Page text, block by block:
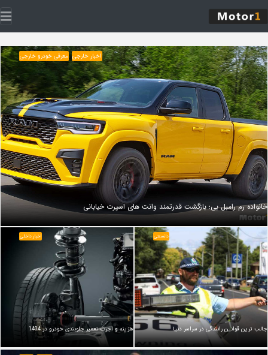
خانواده رم رامبل‌ بی؛ بازگشت قدرتمند وانت‌ های اسپرت خیابانی
اخبار خارجی معرفی خودرو خارجی
جالب ترین قوانین رانندگی در سراسر دنیا
دانستنی
هزینه و اجرت تعمیر جلوبندی خودرو در 1404
اخبار داخلی